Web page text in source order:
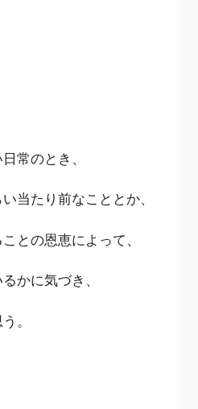
常のとき、
当たり前なこととか、
との恩恵によって、
かに気づき、
。